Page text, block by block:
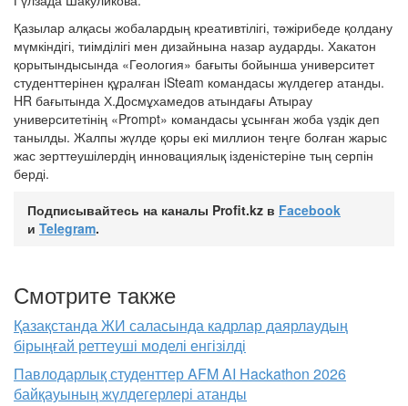
Қазылар алқасы жобалардың креативтілігі, тәжірибеде қолдану
мүмкіндігі, тиімділігі мен дизайнына назар аударды. Хакатон
қорытындысында «Геология» бағыты бойынша университет
студенттерінен құралған iSteam командасы жүлдегер атанды.
HR бағытында Х.Досмұхамедов атындағы Атырау
университетінің «Prompt» командасы ұсынған жоба үздік деп
танылды. Жалпы жүлде қоры екі миллион теңге болған жарыс
жас зерттеушілердің инновациялық ізденістеріне тың серпін
берді.
Подписывайтесь на каналы Profit.kz в Facebook
и Telegram.
Смотрите также
Қазақстанда ЖИ саласында кадрлар даярлаудың
бірыңғай реттеуші моделі енгізілді
Павлодарлық студенттер AFM AI Hackathon 2026
байқауының жүлдегерлері атанды